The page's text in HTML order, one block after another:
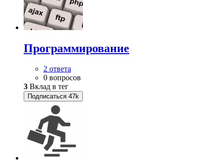
Программирование
2 ответа
0 вопросов
3 Вклад в тег
Подписаться 47k